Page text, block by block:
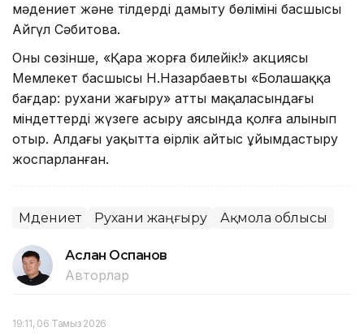
мәдениет және тілдерді дамыту бөлімінің басшысы
Айгүл Сәбитова.
Оның сөзінше, «Қара жорға билейік!» акциясы
Мемлекет басшысы Н.Назарбаевтың «Болашаққа
бағдар: рухани жаңғыру» атты мақаласындағы
міндеттерді жүзеге асыру аясында қолға алынып
отыр. Алдағы уақытта өңірлік айтыс ұйымдастыру
жоспарланған.
Мәдениет Рухани жаңғыру Ақмола облысы
Аслан Оспанов
Авторлар
19:11, 06 Тамыз 2026